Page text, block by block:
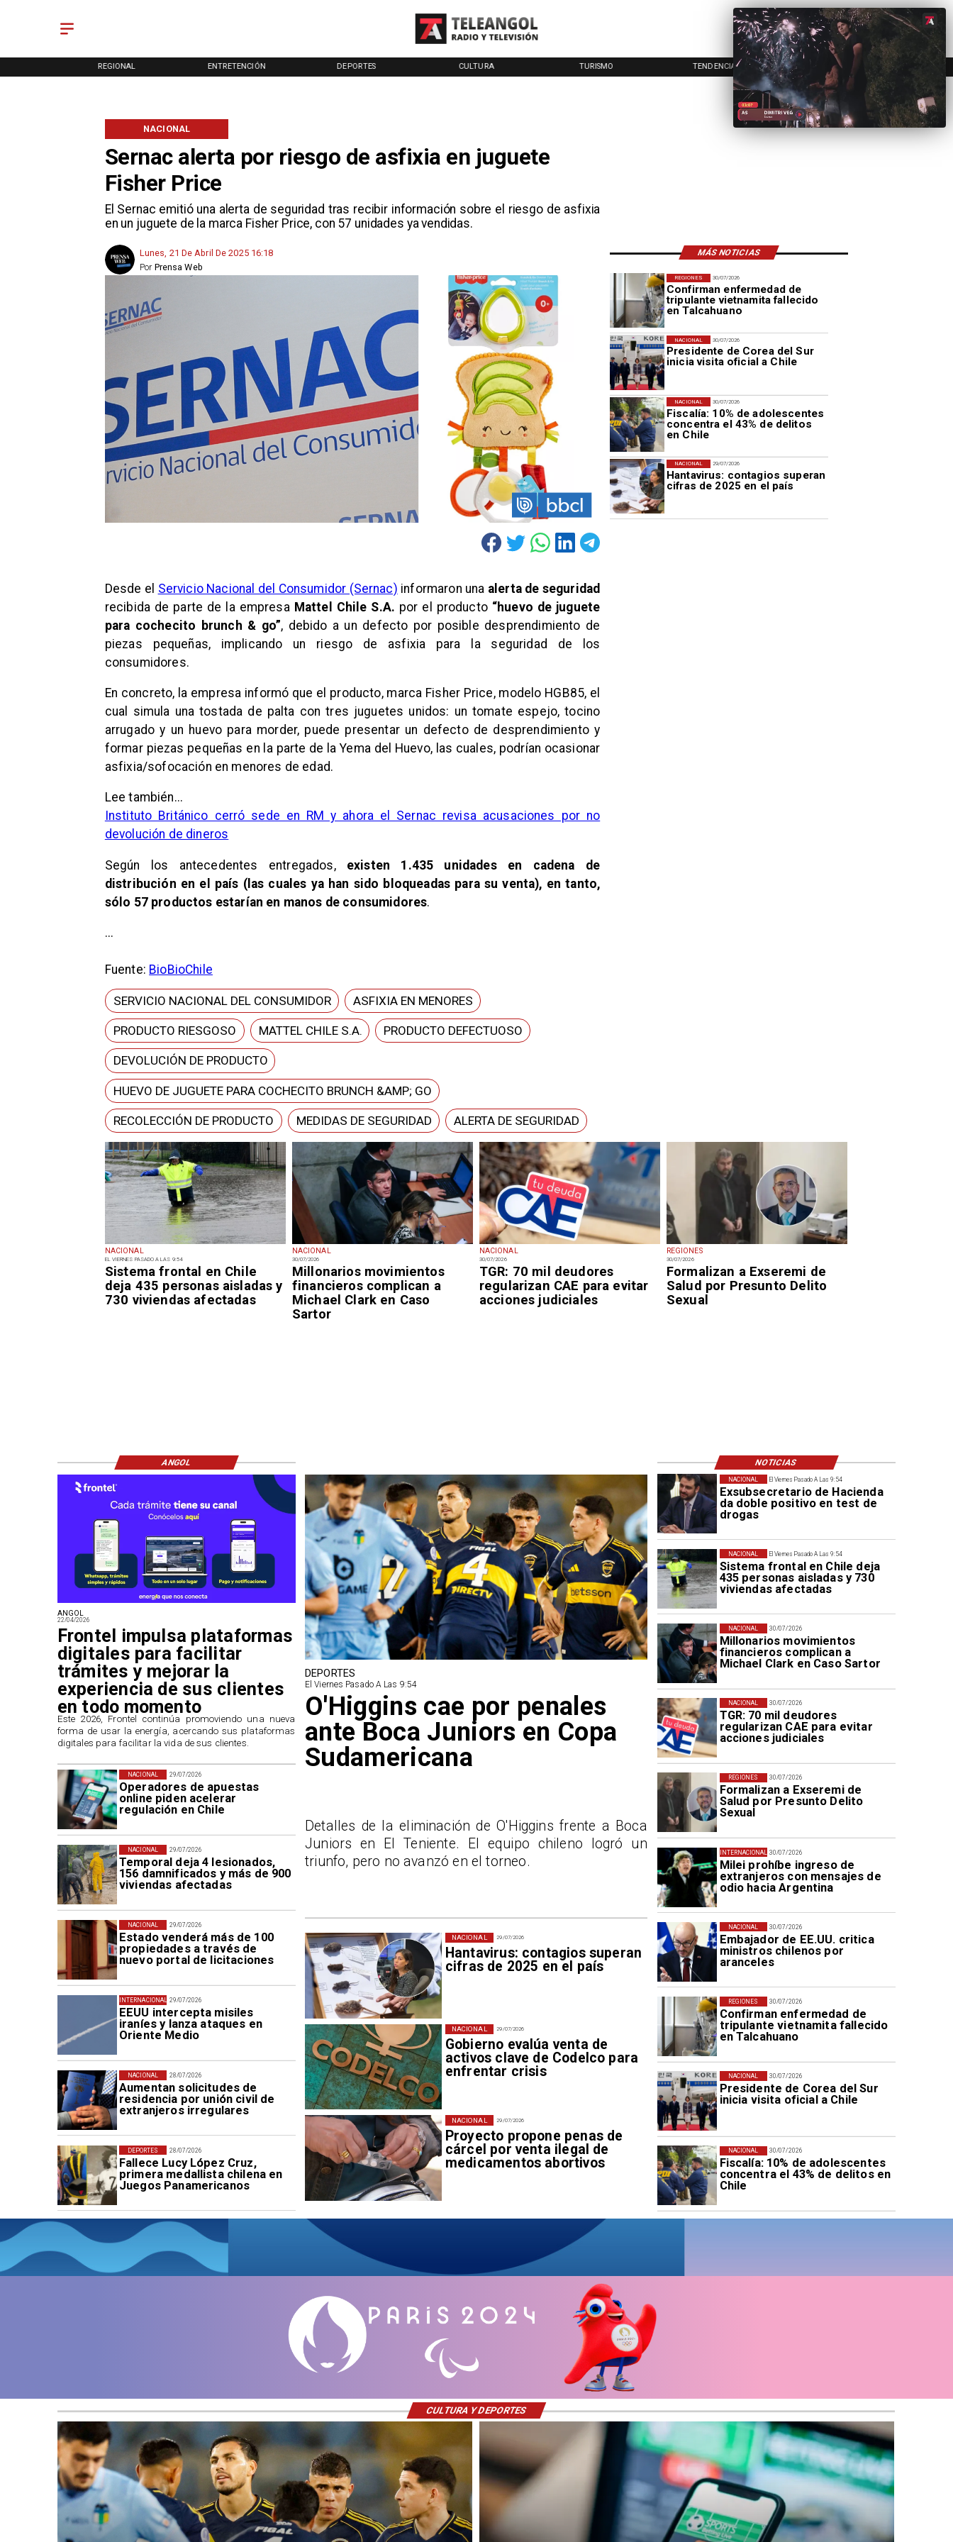
REGIONAL ENTRETENCIÓN DEPORTES CULTURA TURISMO TENDENCIAS EVENTOS
Sernac alerta por riesgo de asfixia en juguete
Fisher Price
El Sernac emitió una alerta de seguridad tras recibir información sobre el riesgo de asfixia
en un juguete de la marca Fisher Price, con 57 unidades ya vendidas.
NACIONAL
MÁS NOTICIAS
Lunes, 21 De Abril De 2025 16:18
Prensa Web
Por
NACIONAL
EL VIERNES PASADO A LAS 9:54
Sistema frontal en Chile
deja 435 personas aisladas y
730 viviendas afectadas
NACIONAL
30/07/2026
Millonarios movimientos
financieros complican a
Michael Clark en Caso
Sartor
NACIONAL
30/07/2026
TGR: 70 mil deudores
regularizan CAE para evitar
acciones judiciales
REGIONES
30/07/2026
Formalizan a Exseremi de
Salud por Presunto Delito
Sexual
30/07/2026
Confirman enfermedad de
tripulante vietnamita fallecido
en Talcahuano
REGIONES
30/07/2026
Presidente de Corea del Sur
inicia visita oficial a Chile
NACIONAL
30/07/2026
Fiscalía: 10% de adolescentes
concentra el 43% de delitos
en Chile
NACIONAL
29/07/2026
Hantavirus: contagios superan
cifras de 2025 en el país
NACIONAL
Desde el Servicio Nacional del Consumidor (Sernac) informaron una alerta de seguridad
recibida de parte de la empresa Mattel Chile S.A. por el producto “huevo de juguete
para cochecito brunch & go”, debido a un defecto por posible desprendimiento de
piezas pequeñas, implicando un riesgo de asfixia para la seguridad de los
consumidores.
En concreto, la empresa informó que el producto, marca Fisher Price, modelo HGB85, el
cual simula una tostada de palta con tres juguetes unidos: un tomate espejo, tocino
arrugado y un huevo para morder, puede presentar un defecto de desprendimiento y
formar piezas pequeñas en la parte de la Yema del Huevo, las cuales, podrían ocasionar
asfixia/sofocación en menores de edad.
Lee también...
Instituto Británico cerró sede en RM y ahora el Sernac revisa acusaciones por no
devolución de dineros
Según los antecedentes entregados, existen 1.435 unidades en cadena de
distribución en el país (las cuales ya han sido bloqueadas para su venta), en tanto,
sólo 57 productos estarían en manos de consumidores.
...
Fuente: BioBioChile
SERVICIO NACIONAL DEL CONSUMIDOR ASFIXIA EN MENORES
PRODUCTO RIESGOSO MATTEL CHILE S.A. PRODUCTO DEFECTUOSO
DEVOLUCIÓN DE PRODUCTO
HUEVO DE JUGUETE PARA COCHECITO BRUNCH &AMP; GO
RECOLECCIÓN DE PRODUCTO MEDIDAS DE SEGURIDAD ALERTA DE SEGURIDAD
El Viernes Pasado A Las 9:54
Exsubsecretario de Hacienda
da doble positivo en test de
drogas
NACIONAL
El Viernes Pasado A Las 9:54
Sistema frontal en Chile deja
435 personas aisladas y 730
viviendas afectadas
NACIONAL
30/07/2026
Millonarios movimientos
financieros complican a
Michael Clark en Caso Sartor
NACIONAL
30/07/2026
TGR: 70 mil deudores
regularizan CAE para evitar
acciones judiciales
NACIONAL
30/07/2026
Formalizan a Exseremi de
Salud por Presunto Delito
Sexual
REGIONES
30/07/2026
Milei prohíbe ingreso de
extranjeros con mensajes de
odio hacia Argentina
INTERNACIONAL
30/07/2026
Embajador de EE.UU. critica
ministros chilenos por
aranceles
NACIONAL
30/07/2026
Confirman enfermedad de
tripulante vietnamita fallecido
en Talcahuano
REGIONES
30/07/2026
Presidente de Corea del Sur
inicia visita oficial a Chile
NACIONAL
30/07/2026
Fiscalía: 10% de adolescentes
concentra el 43% de delitos en
Chile
NACIONAL
29/07/2026
Operadores de apuestas
online piden acelerar
regulación en Chile
NACIONAL
29/07/2026
Temporal deja 4 lesionados,
156 damnificados y más de 900
viviendas afectadas
NACIONAL
29/07/2026
Estado venderá más de 100
propiedades a través de
nuevo portal de licitaciones
NACIONAL
29/07/2026
EEUU intercepta misiles
iraníes y lanza ataques en
Oriente Medio
INTERNACIONAL
28/07/2026
Aumentan solicitudes de
residencia por unión civil de
extranjeros irregulares
NACIONAL
28/07/2026
Fallece Lucy López Cruz,
primera medallista chilena en
Juegos Panamericanos
DEPORTES
29/07/2026
Hantavirus: contagios superan
cifras de 2025 en el país
NACIONAL
29/07/2026
Gobierno evalúa venta de
activos clave de Codelco para
enfrentar crisis
NACIONAL
29/07/2026
Proyecto propone penas de
cárcel por venta ilegal de
medicamentos abortivos
NACIONAL
ANGOL
22/04/2026
Frontel impulsa plataformas
digitales para facilitar
trámites y mejorar la
experiencia de sus clientes
en todo momento
​Este 2026, Frontel continúa promoviendo una nueva
forma de usar la energía, acercando sus plataformas
digitales para facilitar la vida de sus clientes.
DEPORTES
El Viernes Pasado A Las 9:54
O'Higgins cae por penales
ante Boca Juniors en Copa
Sudamericana
Detalles de la eliminación de O'Higgins frente a Boca
Juniors en El Teniente. El equipo chileno logró un
triunfo, pero no avanzó en el torneo.
ANGOL NOTICIAS
CULTURA Y DEPORTES